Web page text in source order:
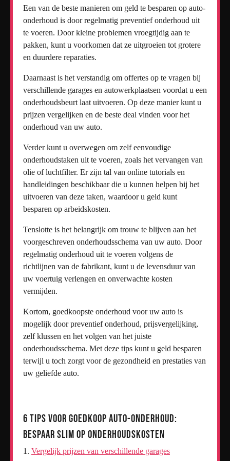
Een van de beste manieren om geld te besparen op auto-
onderhoud is door regelmatig preventief onderhoud uit
te voeren. Door kleine problemen vroegtijdig aan te
pakken, kunt u voorkomen dat ze uitgroeien tot grotere
en duurdere reparaties.
Daarnaast is het verstandig om offertes op te vragen bij
verschillende garages en autowerkplaatsen voordat u een
onderhoudsbeurt laat uitvoeren. Op deze manier kunt u
prijzen vergelijken en de beste deal vinden voor het
onderhoud van uw auto.
Verder kunt u overwegen om zelf eenvoudige
onderhoudstaken uit te voeren, zoals het vervangen van
olie of luchtfilter. Er zijn tal van online tutorials en
handleidingen beschikbaar die u kunnen helpen bij het
uitvoeren van deze taken, waardoor u geld kunt
besparen op arbeidskosten.
Tenslotte is het belangrijk om trouw te blijven aan het
voorgeschreven onderhoudsschema van uw auto. Door
regelmatig onderhoud uit te voeren volgens de
richtlijnen van de fabrikant, kunt u de levensduur van
uw voertuig verlengen en onverwachte kosten
vermijden.
Kortom, goedkoopste onderhoud voor uw auto is
mogelijk door preventief onderhoud, prijsvergelijking,
zelf klussen en het volgen van het juiste
onderhoudsschema. Met deze tips kunt u geld besparen
terwijl u toch zorgt voor de gezondheid en prestaties van
uw geliefde auto.
6 Tips voor Goedkoop Auto-onderhoud:
Bespaar Slim op Onderhoudskosten
Vergelijk prijzen van verschillende garages